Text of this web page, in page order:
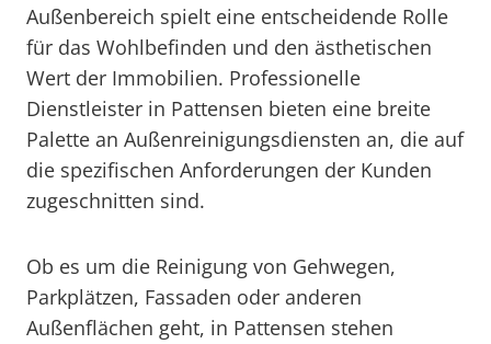
Außenbereich spielt eine entscheidende Rolle
für das Wohlbefinden und den ästhetischen
Wert der Immobilien. Professionelle
Dienstleister in Pattensen bieten eine breite
Palette an Außenreinigungsdiensten an, die auf
die spezifischen Anforderungen der Kunden
zugeschnitten sind.
Ob es um die Reinigung von Gehwegen,
Parkplätzen, Fassaden oder anderen
Außenflächen geht, in Pattensen stehen